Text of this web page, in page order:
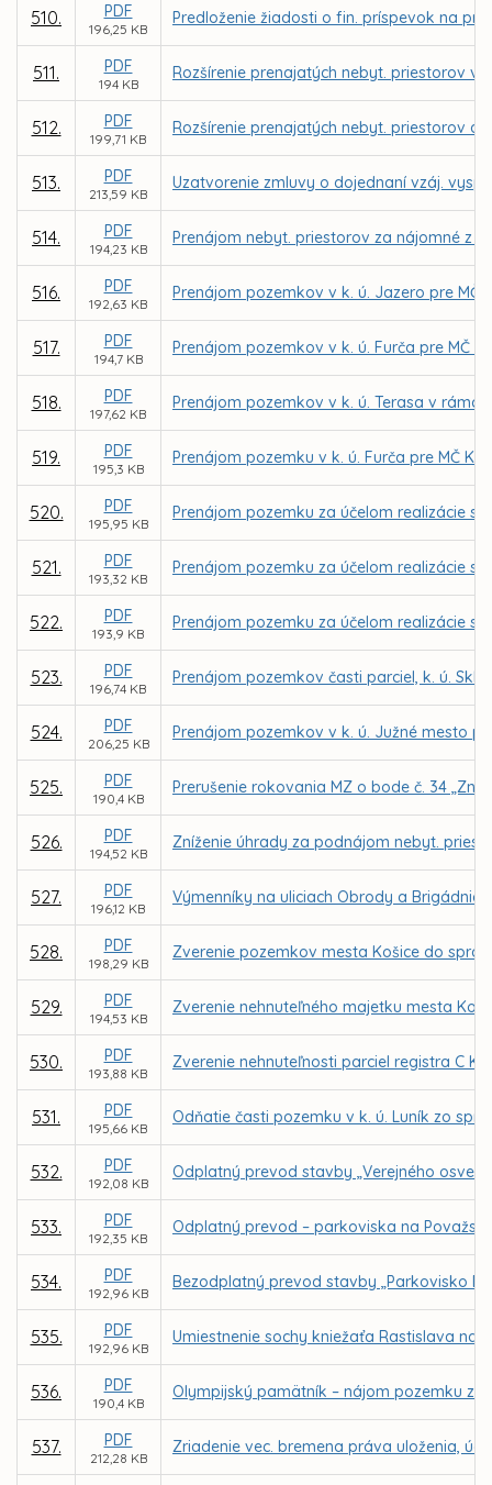
510. PDF
196,25 KB
Predloženie žiadosti o fin. príspevok na
511. PDF
194 KB
Rozšírenie prenajatých nebyt. priestorov v
512. PDF
199,71 KB
Rozšírenie prenajatých nebyt. priestorov a
513. PDF
213,59 KB
Uzatvorenie zmluvy o dojednaní vzáj.
514. PDF
194,23 KB
Prenájom nebyt. priestorov za nájomné z
516. PDF
192,63 KB
Prenájom pozemkov v k. ú. Jazero pre
517. PDF
194,7 KB
Prenájom pozemkov v k. ú. Furča pre MČ
518. PDF
197,62 KB
Prenájom pozemkov v k. ú. Terasa v rámci
519. PDF
195,3 KB
Prenájom pozemku v k. ú. Furča pre MČ
520. PDF
195,95 KB
Prenájom pozemku za účelom realizácie
521. PDF
193,32 KB
Prenájom pozemku za účelom realizácie
522. PDF
193,9 KB
Prenájom pozemku za účelom realizácie
523. PDF
196,74 KB
Prenájom pozemkov časti parciel, k. ú.
524. PDF
206,25 KB
Prenájom pozemkov v k. ú. Južné mesto
525. PDF
190,4 KB
Prerušenie rokovania MZ o bode č. 34
526. PDF
194,52 KB
Zníženie úhrady za podnájom nebyt.
527. PDF
196,12 KB
Výmenníky na uliciach Obrody a
528. PDF
198,29 KB
Zverenie pozemkov mesta Košice do
529. PDF
194,53 KB
Zverenie nehnuteľného majetku mesta
530. PDF
193,88 KB
Zverenie nehnuteľnosti parciel registra C
531. PDF
195,66 KB
Odňatie časti pozemku v k. ú. Luník zo
532. PDF
192,08 KB
Odplatný prevod stavby „Verejného
533. PDF
192,35 KB
Odplatný prevod – parkoviska na
534. PDF
192,96 KB
Bezodplatný prevod stavby „Parkovisko
535. PDF
192,96 KB
Umiestnenie sochy kniežaťa Rastislava na
536. PDF
190,4 KB
Olympijský pamätník – nájom pozemku z
537. PDF
212,28 KB
Zriadenie vec. bremena práva uloženia,